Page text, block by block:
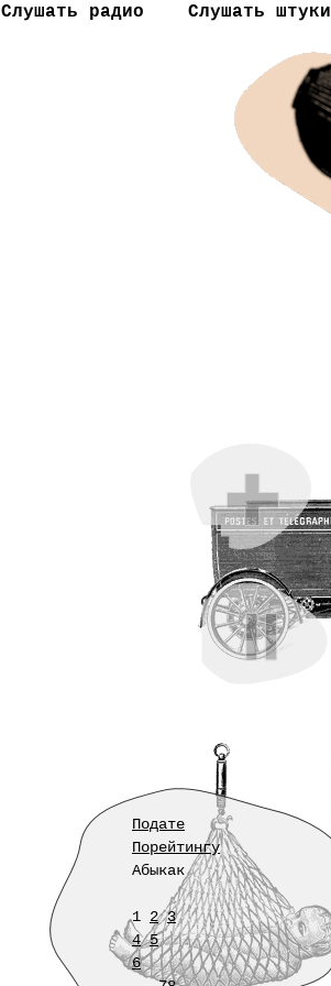
Слушать радио Слушать штуки
Подате
Порейтингу
Абыкак
1 2 3
4 5
6